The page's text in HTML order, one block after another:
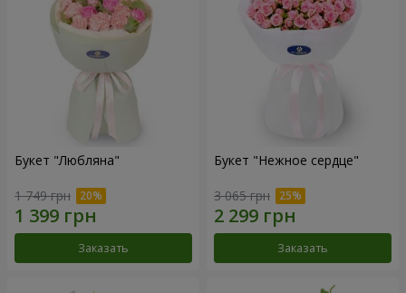
Букет "Любляна"
1 749 грн
Заказать
Букет "Нежное сердце"
3 065 грн
Заказать